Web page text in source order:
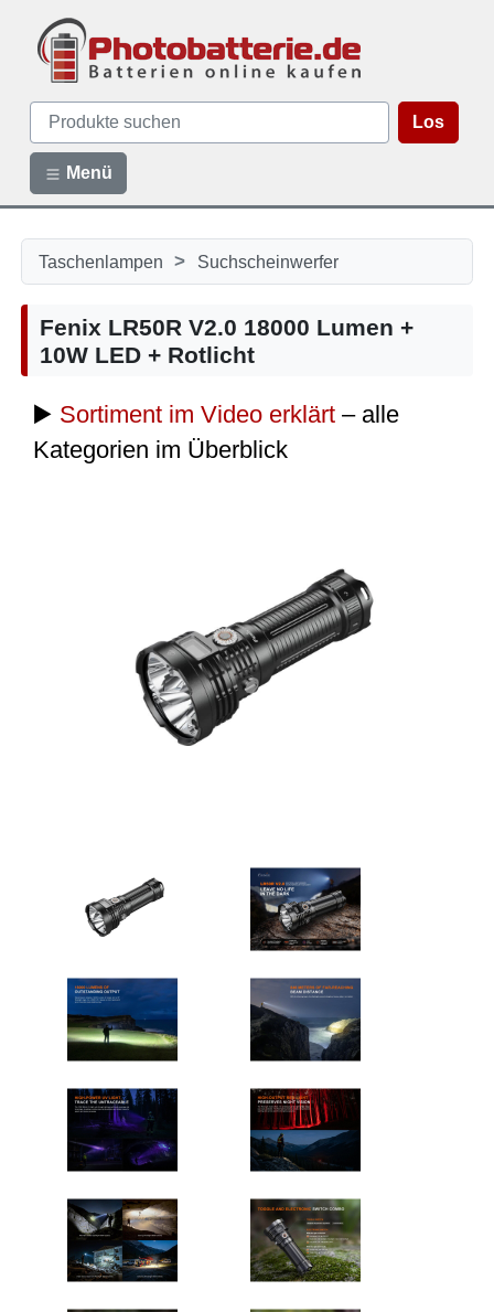
Los
Menü
Taschenlampen > Suchscheinwerfer
Fenix LR50R V2.0 18000 Lumen +
10W LED + Rotlicht
▶️ Sortiment im Video erklärt – alle
Kategorien im Überblick